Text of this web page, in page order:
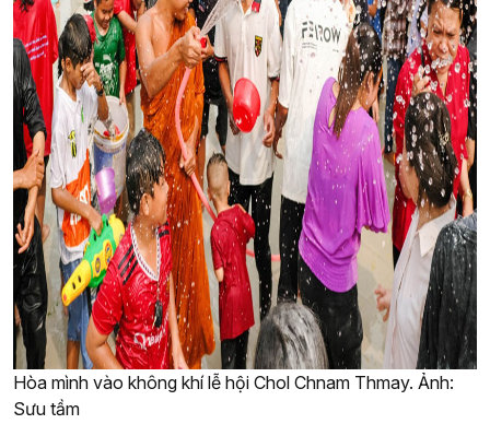
Hòa mình vào không khí lễ hội Chol Chnam Thmay. Ảnh:
Sưu tầm